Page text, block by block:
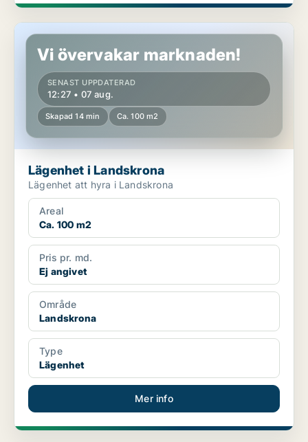
Lägenhet i Landskrona
Vi övervakar marknaden!
SENAST UPPDATERAD
12:27 • 07 aug.
Skapad 14 min Ca. 100 m2
Lägenhet i Landskrona
Lägenhet att hyra i Landskrona
Areal
Ca. 100 m2
Pris pr. md.
Ej angivet
Område
Landskrona
Type
Lägenhet
Mer info